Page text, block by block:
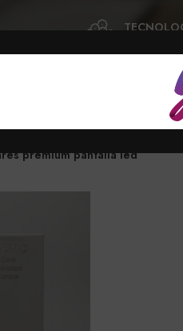
premium pantalla led”